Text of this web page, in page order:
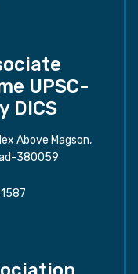
UPSC-
DICS
Above Magson,
380059